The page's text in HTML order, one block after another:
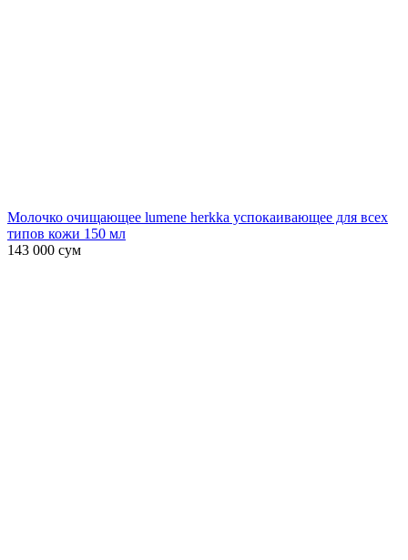
Молочко очищающее lumene herkka успокаивающее для всех
типов кожи 150 мл
143 000 сум